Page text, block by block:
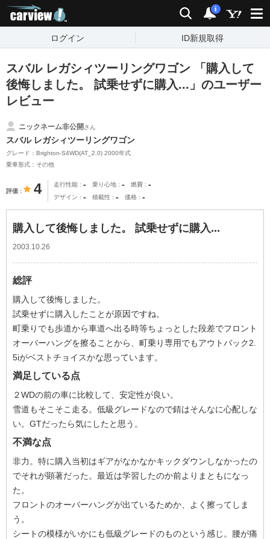
検索 通知
i
ログイン ID新規取得
スバル レガシィツーリングワゴン 「購入して
後悔しました。 試乗せずに購入...」のユーザー
レビュー
ニックネーム非公開さん
スバル レガシィツーリングワゴン
グレード：Brighton-S4WD(AT_2.0) 2000年式
乗車形式：その他
評価 4 走行性能 - 乗り心地 - 燃費 -
デザイン - 積載性 - 価格 -
購入して後悔しました。 試乗せずに購入...
2003.10.26
総評
購入して後悔しました。
試乗せずに購入したことが原因ですね。
町乗りでも歩道から車道へ出る時等ちょっとした段差でフロント
オーバーハングを擦ることから、町乗り専用でもアウトバック2.
5iがベストチョイスかな思っています。
満足している点
２WDの前の車に比較して、安定性が良い。
雪道もそこそこ走る。低級グレードなので錆はそんなに心配しな
い。GTだったら気にしたと思う。
不満な点
非力。特に購入当初はギアがなかなかキックダウンしなかったの
でそれが顕著だった。最近は学習したのか前よりまともになっ
た。
フロントのオーバーハングが出ているためか、よく擦ってしま
う。
シートの模様がいかにも低級グレードのものという感じ。腰が痛